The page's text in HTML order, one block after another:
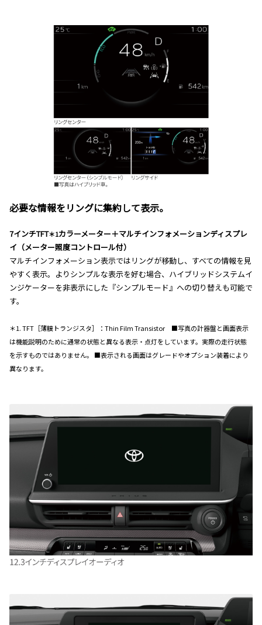
必要な情報をリングに集約して表示。
7インチTFT＊1カラーメーター＋マルチインフォメーションディスプレ
イ（メーター照度コントロール付）
マルチインフォメーション表示ではリングが移動し、すべての情報を見
やすく表示。よりシンプルな表示を好む場合、ハイブリッドシステムイ
ンジケーターを非表示にした『シンプルモード』への切り替えも可能で
す。
＊1. TFT［薄膜トランジスタ］：Thin Film Transistor ■写真の計器盤と画面表示
は機能説明のために通常の状態と異なる表示・点灯をしています。実際の走行状態
を示すものではありません。 ■表示される画面はグレードやオプション装着により
異なります。